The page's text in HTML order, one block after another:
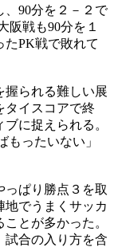
、90分を２－２で
阪戦も90分を１
たPK戦で敗れて
握られる難しい展
タイスコアで終
に捉えられる。
もったいない」
っぱり勝点３を取
地でうまくサッカ
とが多かった。
試合の入り方を含